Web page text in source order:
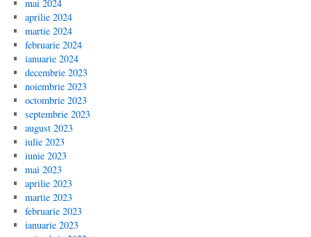
mai 2024
aprilie 2024
martie 2024
februarie 2024
ianuarie 2024
decembrie 2023
noiembrie 2023
octombrie 2023
septembrie 2023
august 2023
iulie 2023
iunie 2023
mai 2023
aprilie 2023
martie 2023
februarie 2023
ianuarie 2023